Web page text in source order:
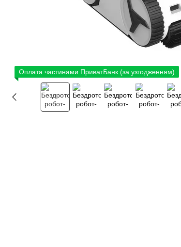
Оплата частинами ПриватБанк (за узгодженням)